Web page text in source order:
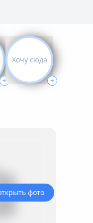
+
Хочу сюда
+
фото